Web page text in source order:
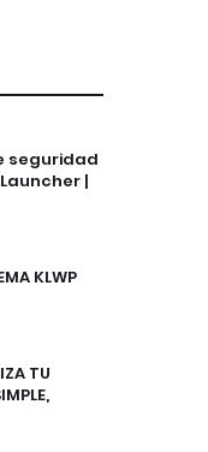
seguridad
|
KLWP
TU